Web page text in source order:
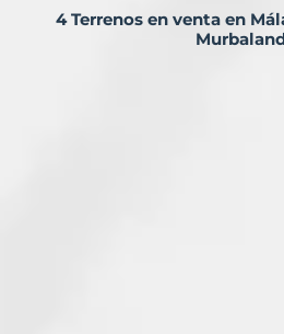
4 Terrenos en venta en